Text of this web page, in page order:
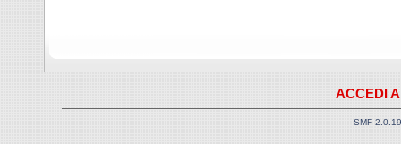
ACCEDI
SMF 2.0.19